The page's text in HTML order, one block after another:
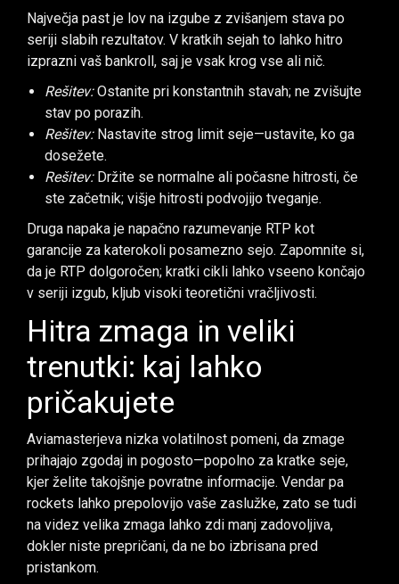
Največja past je lov na izgube z zvišanjem stava po
seriji slabih rezultatov. V kratkih sejah to lahko hitro
izprazni vaš bankroll, saj je vsak krog vse ali nič.
Rešitev:Ostanite pri konstantnih stavah; ne zvišujte
stav po porazih.
Rešitev:Nastavite strog limit seje—ustavite, ko ga
dosežete.
Rešitev:Držite se normalne ali počasne hitrosti, če
ste začetnik; višje hitrosti podvojijo tveganje.
Druga napaka je napačno razumevanje RTP kot
garancije za katerokoli posamezno sejo. Zapomnite si,
da je RTP dolgoročen; kratki cikli lahko vseeno končajo
v seriji izgub, kljub visoki teoretični vračljivosti.
Hitra zmaga in veliki
trenutki: kaj lahko
pričakujete
Aviamasterjeva nizka volatilnost pomeni, da zmage
prihajajo zgodaj in pogosto—popolno za kratke seje,
kjer želite takojšnje povratne informacije. Vendar pa
rockets lahko prepolovijo vaše zaslužke, zato se tudi
na videz velika zmaga lahko zdi manj zadovoljiva,
dokler niste prepričani, da ne bo izbrisana pred
pristankom.